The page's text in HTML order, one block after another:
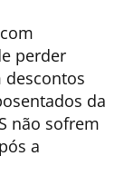
perder
descontos
da
não sofrem
a